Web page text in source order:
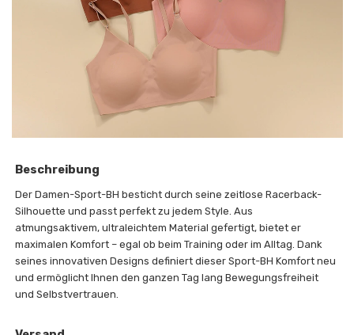
Beschreibung
Der Damen-Sport-BH besticht durch seine zeitlose Racerback-
Silhouette und passt perfekt zu jedem Style. Aus
atmungsaktivem, ultraleichtem Material gefertigt, bietet er
maximalen Komfort – egal ob beim Training oder im Alltag. Dank
seines innovativen Designs definiert dieser Sport-BH Komfort neu
und ermöglicht Ihnen den ganzen Tag lang Bewegungsfreiheit
und Selbstvertrauen.